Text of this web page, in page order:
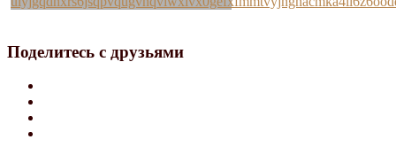
Поделитесь с друзьями